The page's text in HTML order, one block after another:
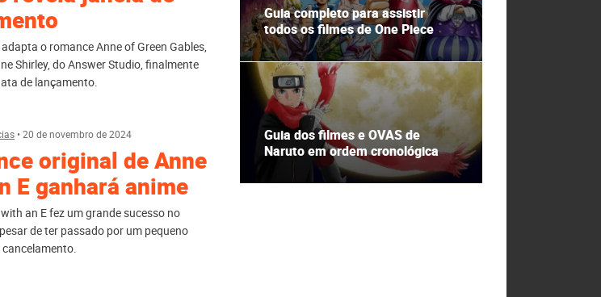
o romance Anne of Green Gables,
Shirley, do Answer Studio, finalmente
de lançamento.
•20 de novembro de 2024
original de Anne
E ganhará anime
an E fez um grande sucesso no
de ter passado por um pequeno
Guia completo para assistir
todos os filmes de One Piece
Guia dos filmes e OVAS de
Naruto em ordem cronológica